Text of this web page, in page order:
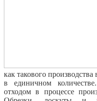
как такового
в единичном
отходом в процессе